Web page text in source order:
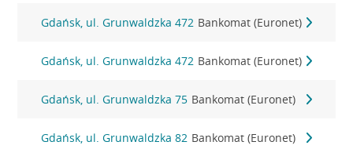
Gdańsk, ul. Grunwaldzka 472 Bankomat (Euronet)
Gdańsk, ul. Grunwaldzka 472 Bankomat (Euronet)
Gdańsk, ul. Grunwaldzka 75 Bankomat (Euronet)
Gdańsk, ul. Grunwaldzka 82 Bankomat (Euronet)